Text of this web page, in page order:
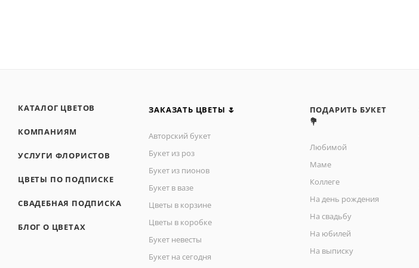
КАТАЛОГ ЦВЕТОВ
КОМПАНИЯМ
УСЛУГИ ФЛОРИСТОВ
ЦВЕТЫ ПО ПОДПИСКЕ
СВАДЕБНАЯ ПОДПИСКА
БЛОГ О ЦВЕТАХ
ЗАКАЗАТЬ ЦВЕТЫ 🌷
Авторский букет
Букет из роз
Букет из пионов
Букет в вазе
Цветы в корзине
Цветы в коробке
Букет невесты
Букет на сегодня
ПОДАРИТЬ БУКЕТ
💐
Любимой
Маме
Коллеге
На день рождения
На свадьбу
На юбилей
На выписку